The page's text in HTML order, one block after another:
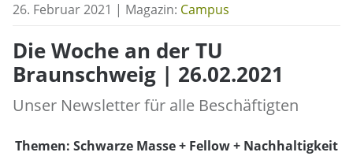
26. Februar 2021 | Magazin: Campus
Die Woche an der TU
Braunschweig | 26.02.2021
Unser Newsletter für alle Beschäftigten
Themen: Schwarze Masse + Fellow + Nachhaltigkeit